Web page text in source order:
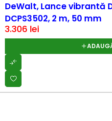
DeWalt, Lance vibrantă
DCPS3502, 2 m, 50 mm
3.306 lei